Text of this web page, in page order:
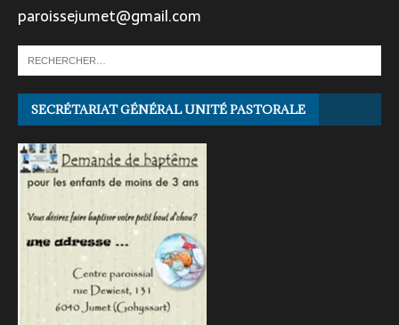
paroissejumet@gmail.com
SECRÉTARIAT GÉNÉRAL UNITÉ PASTORALE